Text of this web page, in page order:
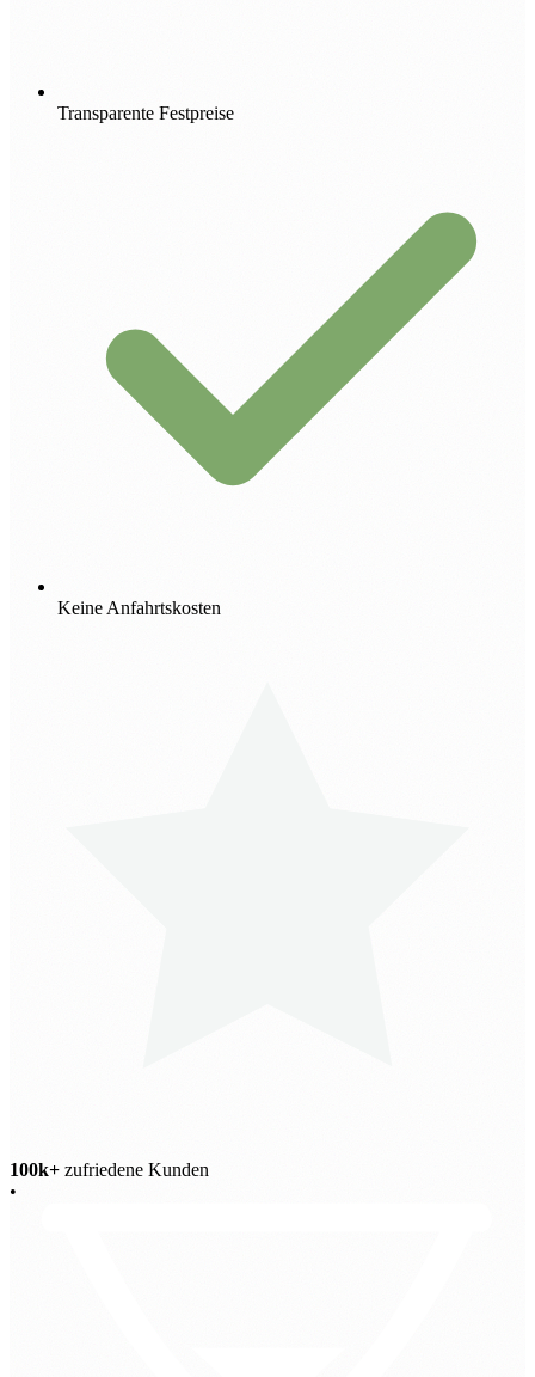
Transparente Festpreise
Keine Anfahrtskosten
100k+ zufriedene Kunden
•